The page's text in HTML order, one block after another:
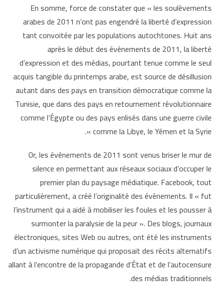
En somme, force de constater que « les soulèvements
arabes de 2011 n’ont pas engendré la liberté d’expression
tant convoitée par les populations autochtones. Huit ans
après le début des évènements de 2011, la liberté
d’expression et des médias, pourtant tenue comme le seul
acquis tangible du printemps arabe, est source de désillusion
autant dans des pays en transition démocratique comme la
Tunisie, que dans des pays en retournement révolutionnaire
comme l’Égypte ou des pays enlisés dans une guerre civile
comme la Libye, le Yémen et la Syrie ».
Or, les événements de 2011 sont venus briser le mur de
silence en permettant aux réseaux sociaux d’occuper le
premier plan du paysage médiatique. Facebook, tout
particulièrement, a créé l’originalité des évènements. Il « fut
l’instrument qui a aidé à mobiliser les foules et les pousser à
surmonter la paralysie de la peur ». Des blogs, journaux
électroniques, sites Web ou autres, ont été les instruments
d’un activisme numérique qui proposait des récits alternatifs
allant à l’encontre de la propagande d’État et de l’autocensure
des médias traditionnels.